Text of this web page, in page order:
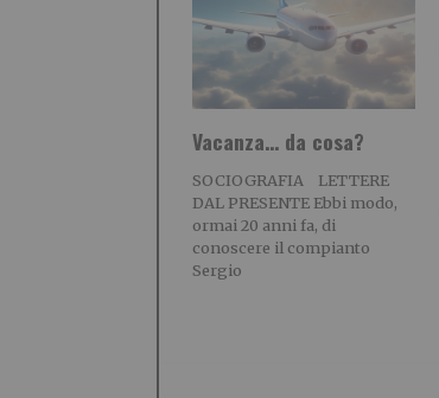
Vacanza… da cosa?
SOCIOGRAFIA LETTERE
DAL PRESENTE Ebbi modo,
ormai 20 anni fa, di
conoscere il compianto
Sergio